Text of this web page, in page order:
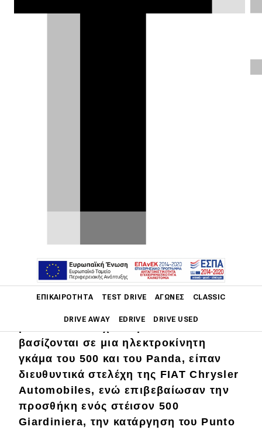
ΕΠΙΚΑΙΡΌΤΗΤΑ TEST DRIVE ΑΓΏΝΕΣ CLASSIC
DRIVE AWAY EDRIVE DRIVE USED
Main navigation
Επικαιρότητα
Νέα μοντέλα
Πρωτότυπα
συνεχιστεί όσο υπάρχει χώρος στην
βασίζονται σε μια ηλεκτροκίνητη
γκάμα του 500 και του Panda, είπαν
διευθυντικά στελέχη της FIAT Chrysler
Automobiles, ενώ επιβεβαίωσαν την
προσθήκη ενός στέισον 500
Giardiniera, την κατάργηση του Punto